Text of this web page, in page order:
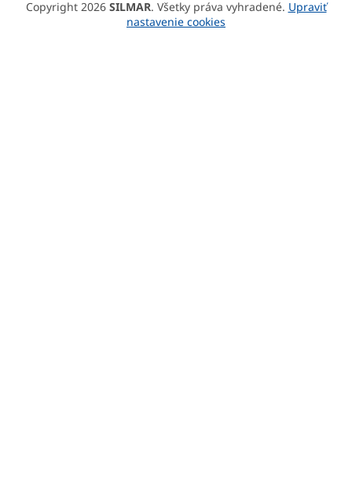
Copyright 2026 SILMAR. Všetky práva vyhradené. Upraviť
nastavenie cookies